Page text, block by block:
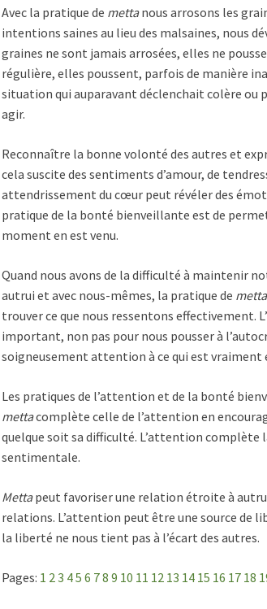
Avec la pratique de mettanous arrosons les
intentions saines au lieu des malsaines, nous
graines ne sont jamais arrosées, elles ne
régulière, elles poussent, parfois de manière
situation qui auparavant déclenchait colère ou
agir.
Reconnaître la bonne volonté des autres et
cela suscite des sentiments d’amour, de
attendrissement du cœur peut révéler des
pratique de la bonté bienveillante est de
moment en est venu.
Quand nous avons de la difficulté à maintenir
autrui et avec nous-mêmes, la pratique de metta
trouver ce que nous ressentons effectivement.
important, non pas pour nous pousser à
soigneusement attention à ce qui est vraiment
Les pratiques de l’attention et de la bonté
mettacomplète celle de l’attention en
quelque soit sa difficulté. L’attention
sentimentale.
Mettapeut favoriser une relation étroite à
relations. L’attention peut être une source de
la liberté ne nous tient pas à l’écart des autres.
Pages: 1 2 3 45 6 78 9 10 11 12 13 14 15 16 17 18